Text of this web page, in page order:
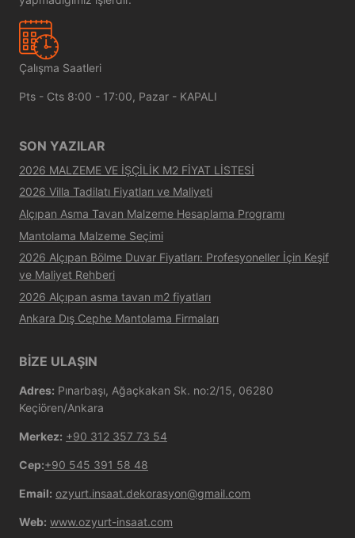
Çalışma Saatleri
Pts - Cts 8:00 - 17:00, Pazar - KAPALI
SON YAZILAR
2026 MALZEME VE İŞÇİLİK M2 FİYAT LİSTESİ
2026 Villa Tadilatı Fiyatları ve Maliyeti
Alçıpan Asma Tavan Malzeme Hesaplama Programı
Mantolama Malzeme Seçimi
2026 Alçıpan Bölme Duvar Fiyatları: Profesyoneller İçin Keşif
ve Maliyet Rehberi
2026 Alçıpan asma tavan m2 fiyatları
Ankara Dış Cephe Mantolama Firmaları
BİZE ULAŞIN
Adres: Pınarbaşı, Ağaçkakan Sk. no:2/15, 06280
Keçiören/Ankara
Merkez: +90 312 357 73 54
Cep:+90 545 391 58 48
Email: ozyurt.insaat.dekorasyon@gmail.com
Web: www.ozyurt-insaat.com